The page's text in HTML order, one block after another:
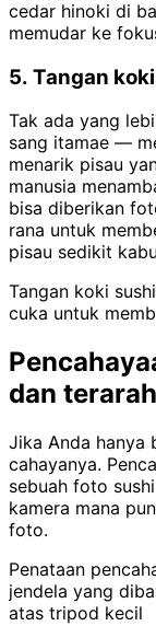
cedar hinoki di
memudar ke
5. Tangan
Tak ada yang
sang itamae —
menarik pisau
manusia
bisa diberikan
rana untuk
pisau sedikit
Tangan koki
cuka untuk
dan terarah
Jika Anda hanya
cahayanya.
sebuah foto
kamera mana
foto.
Penataan
jendela yang
atas tripod kecil